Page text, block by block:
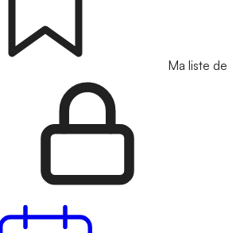
Ma liste de